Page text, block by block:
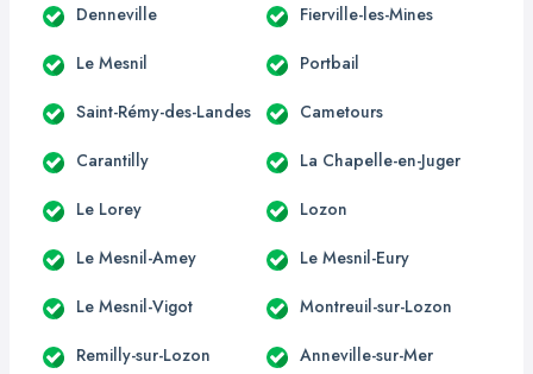
Denneville Fierville-les-Mines
Le Mesnil Portbail
Saint-Rémy-des-Landes Cametours
Carantilly La Chapelle-en-Juger
Le Lorey Lozon
Le Mesnil-Amey Le Mesnil-Eury
Le Mesnil-Vigot Montreuil-sur-Lozon
Remilly-sur-Lozon Anneville-sur-Mer